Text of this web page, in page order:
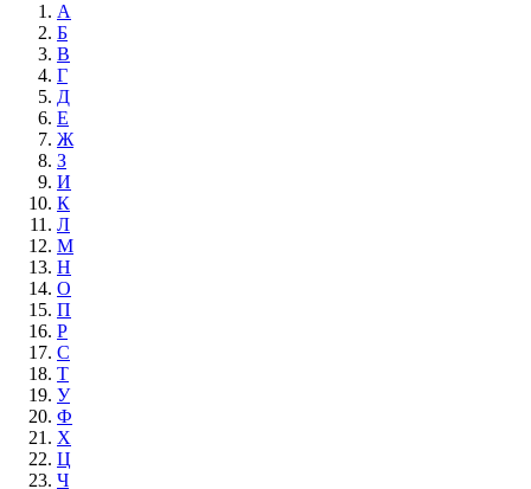
А
Б
В
Г
Д
Е
Ж
З
И
К
Л
М
Н
О
П
Р
С
Т
У
Ф
Х
Ц
Ч